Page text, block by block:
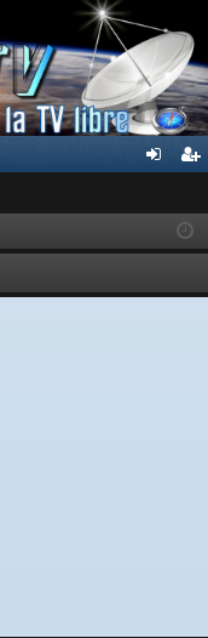
ar
ist
rs